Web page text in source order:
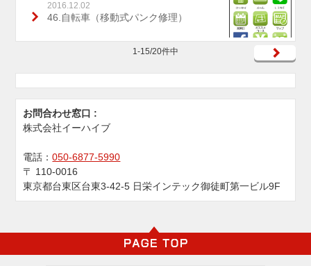
2016.12.02
46.自転車（移動式パンク修理）
1-15/20件中
お問合わせ窓口 :
株式会社イーハイブ
電話：050-6877-5990
〒 110-0016
東京都台東区台東3-42-5 日栄インテック御徒町第一ビル9F